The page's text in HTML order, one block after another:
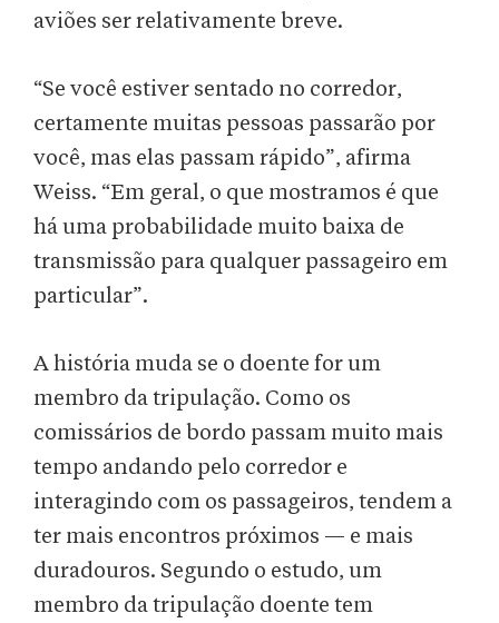
aviões ser relativamente breve.
“Se você estiver sentado no corredor,
certamente muitas pessoas passarão por
você, mas elas passam rápido”, afirma
Weiss. “Em geral, o que mostramos é que
há uma probabilidade muito baixa de
transmissão para qualquer passageiro em
particular”.
A história muda se o doente for um
membro da tripulação. Como os
comissários de bordo passam muito mais
tempo andando pelo corredor e
interagindo com os passageiros, tendem a
ter mais encontros próximos — e mais
duradouros. Segundo o estudo, um
membro da tripulação doente tem